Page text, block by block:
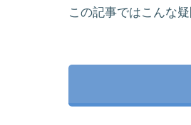
この記事ではこんな